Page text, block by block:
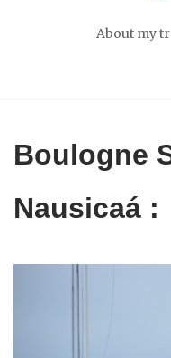
About my
Boulogne
Nausicaá :